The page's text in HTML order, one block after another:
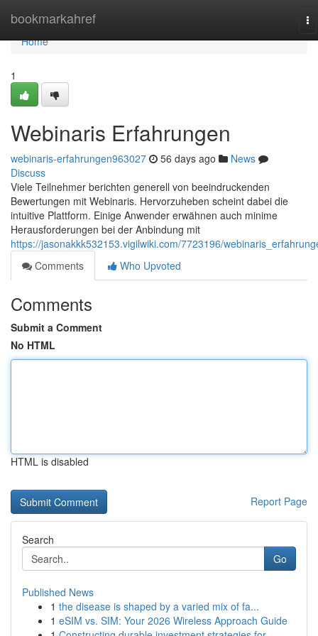
bookmarkahref
Home
Home
1
Webinaris Erfahrungen
webinaris-erfahrungen963027 56 days ago
News
Discuss
Viele Teilnehmer berichten generell von beeindruckenden
Bewertungen mit Webinaris. Hervorzuheben scheint dabei die
intuitive Plattform. Einige Anwender erwähnen auch minime
Herausforderungen bei der Anbindung mit
https://jasonakkk532153.vigilwiki.com/7723196/
Comments
Who Upvoted
Comments
Submit a Comment
No HTML
HTML is disabled
Report Page
Search
Go
Published News
1 the disease is shaped by a varied mix of fa...
1 eSIM vs. SIM: Your 2026 Wireless Approach Guide